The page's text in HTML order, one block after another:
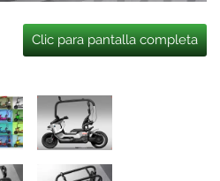
Clic para pantalla completa